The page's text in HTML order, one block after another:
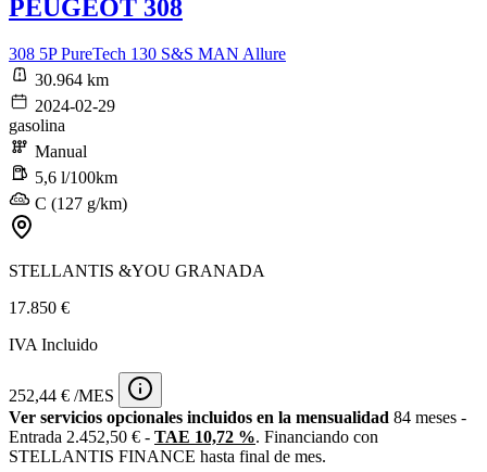
PEUGEOT 308
308 5P PureTech 130 S&S MAN Allure
30.964 km
2024-02-29
gasolina
Manual
5,6 l/100km
C (127 g/km)
STELLANTIS &YOU GRANADA
17.850 €
IVA Incluido
252,44 € /MES
Ver servicios opcionales incluidos en la mensualidad 84 meses -
Entrada 2.452,50 € - TAE 10,72 %. Financiando con
STELLANTIS FINANCE hasta final de mes.